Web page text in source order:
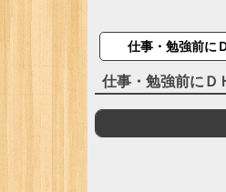
仕事・勉強前に
仕事・勉強前にＤ